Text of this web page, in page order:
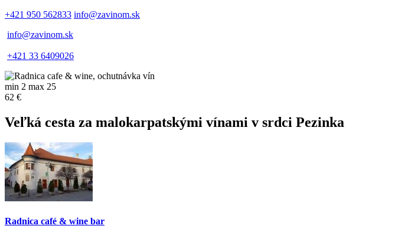
+421 950 562833 info@zavinom.sk
info@zavinom.sk
+421 33 6409026
min 2 max 25
62 €
Veľká cesta za malokarpatskými vínami v srdci Pezinka
Radnica café & wine bar